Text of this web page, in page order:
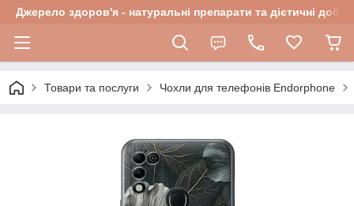
Джерело здоров'я - натуральні препарати та дієтичні
Товари та послуги Чохли для телефонів Endorphone